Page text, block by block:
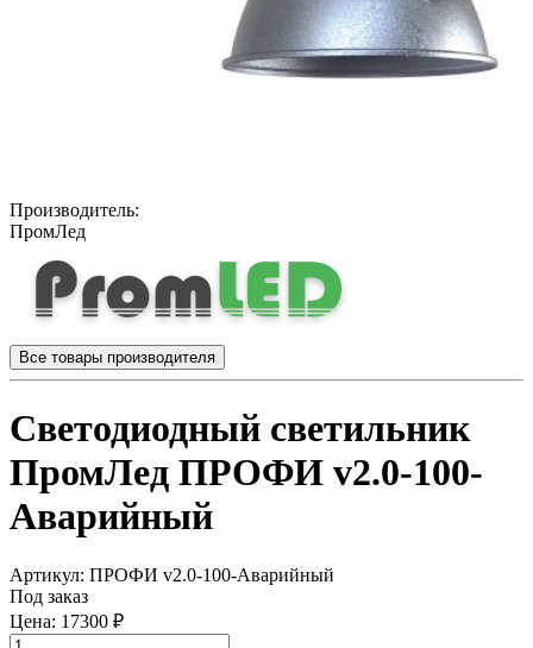
Производитель:
ПромЛед
Все товары производителя
Светодиодный светильник
ПромЛед ПРОФИ v2.0-100-
Аварийный
Артикул: ПРОФИ v2.0-100-Аварийный
Под заказ
Цена: 17300 ₽